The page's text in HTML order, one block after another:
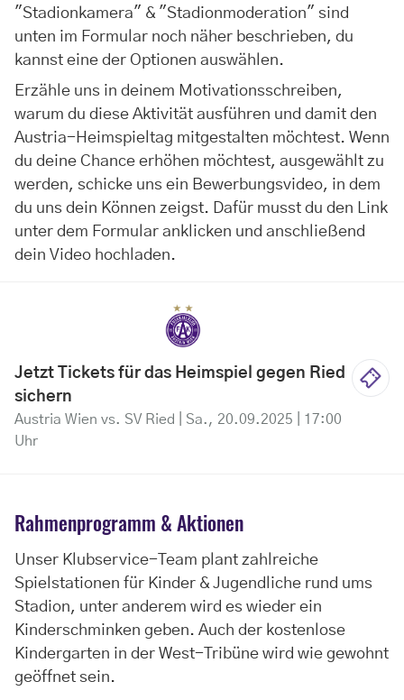
"Stadionkamera" & "Stadionmoderation" sind
unten im Formular noch näher beschrieben, du
kannst eine der Optionen auswählen.
Erzähle uns in deinem Motivationsschreiben,
warum du diese Aktivität ausführen und damit den
Austria-Heimspieltag mitgestalten möchtest. Wenn
du deine Chance erhöhen möchtest, ausgewählt zu
werden, schicke uns ein Bewerbungsvideo, in dem
du uns dein Können zeigst. Dafür musst du den Link
unter dem Formular anklicken und anschließend
dein Video hochladen.
Jetzt Tickets für das Heimspiel gegen Ried
sichern
Austria Wien vs. SV Ried | Sa., 20.09.2025 | 17:00
Uhr
Rahmenprogramm & Aktionen
Unser Klubservice-Team plant zahlreiche
Spielstationen für Kinder & Jugendliche rund ums
Stadion, unter anderem wird es wieder ein
Kinderschminken geben. Auch der kostenlose
Kindergarten in der West-Tribüne wird wie gewohnt
geöffnet sein.